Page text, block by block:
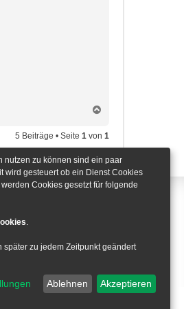
c
h
b
e
n
5 Beiträge • Seite 1 von 1
Gehe zu
nutzen zu können sind ein paar
wird gesteuert ob ein Dienst Cookies
Cookies gesetzt für folgende
.
zu jedem Zeitpunkt geändert
Ablehnen Akzeptieren